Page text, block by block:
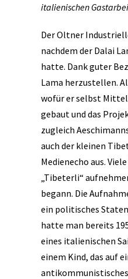
italienischen
Der Oltner
nachdem der Dalai
hatte. Dank guter
Lama herzustellen.
wofür er selbst Mittel
gebaut und das
zugleich
auch der kleinen
Medienecho aus.
„Tibeterli“
begann. Die
ein politisches
hatte man bereits
eines italienischen
einem Kind, das auf